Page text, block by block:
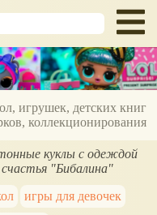
игрушек, детских книг
коллекционирования
куклы с одеждой
"Бибалина"
игры для девочек